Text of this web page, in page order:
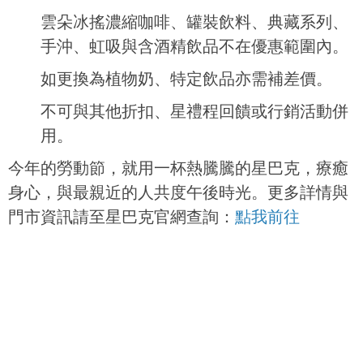
雲朵冰搖濃縮咖啡、罐裝飲料、典藏系列、
手沖、虹吸與含酒精飲品不在優惠範圍內。
如更換為植物奶、特定飲品亦需補差價。
不可與其他折扣、星禮程回饋或行銷活動併
用。
今年的勞動節，就用一杯熱騰騰的星巴克，療癒
身心，與最親近的人共度午後時光。更多詳情與
門市資訊請至星巴克官網查詢： 點我前往